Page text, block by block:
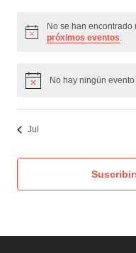
Aviso
No se han encontrado
próximos eventos.
Aviso No hay ningún
Jul